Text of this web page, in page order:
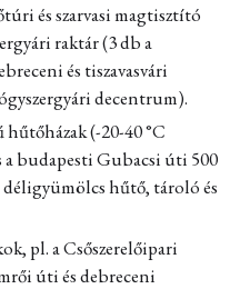
és szarvasi magtisztító
raktár (3 db a
és tiszavasvári
decentrum).
(-20-40 °C
a budapesti Gubacsi úti 500
hűtő, tároló és
pl. a Csőszerelőipari
úti és debreceni